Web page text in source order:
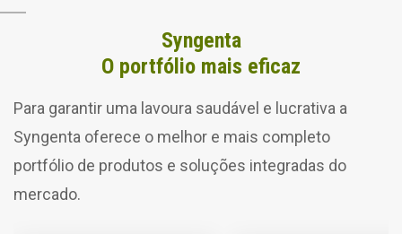
Syngenta
O portfólio mais eficaz
Para garantir uma lavoura saudável e lucrativa a
Syngenta oferece o melhor e mais completo
portfólio de produtos e soluções integradas do
mercado.